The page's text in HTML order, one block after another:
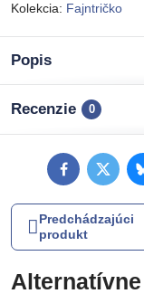
Kolekcia: Fajntričko
Popis
Recenzie 0
FacebookTwitter
Predchádzajúci
produkt